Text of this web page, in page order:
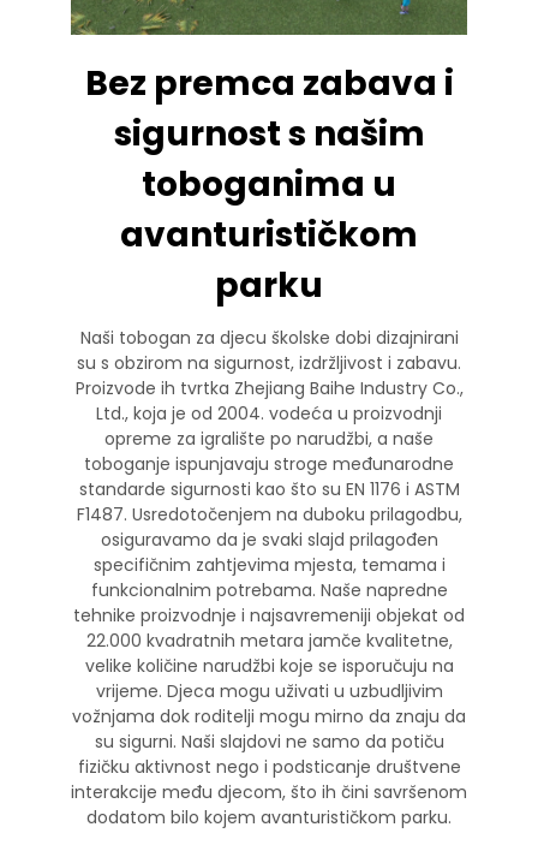
Bez premca zabava i
sigurnost s našim
toboganima u
avanturističkom
parku
Naši tobogan za djecu školske dobi dizajnirani
su s obzirom na sigurnost, izdržljivost i zabavu.
Proizvode ih tvrtka Zhejiang Baihe Industry Co.,
Ltd., koja je od 2004. vodeća u proizvodnji
opreme za igralište po narudžbi, a naše
toboganje ispunjavaju stroge međunarodne
standarde sigurnosti kao što su EN 1176 i ASTM
F1487. Usredotočenjem na duboku prilagodbu,
osiguravamo da je svaki slajd prilagođen
specifičnim zahtjevima mjesta, temama i
funkcionalnim potrebama. Naše napredne
tehnike proizvodnje i najsavremeniji objekat od
22.000 kvadratnih metara jamče kvalitetne,
velike količine narudžbi koje se isporučuju na
vrijeme. Djeca mogu uživati u uzbudljivim
vožnjama dok roditelji mogu mirno da znaju da
su sigurni. Naši slajdovi ne samo da potiču
fizičku aktivnost nego i podsticanje društvene
interakcije među djecom, što ih čini savršenom
dodatom bilo kojem avanturističkom parku.